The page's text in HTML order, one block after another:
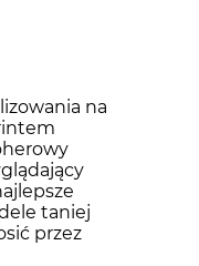
na
taniej
przez